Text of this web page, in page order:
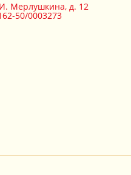
И. Мерлушкина, д. 12
50/0003273